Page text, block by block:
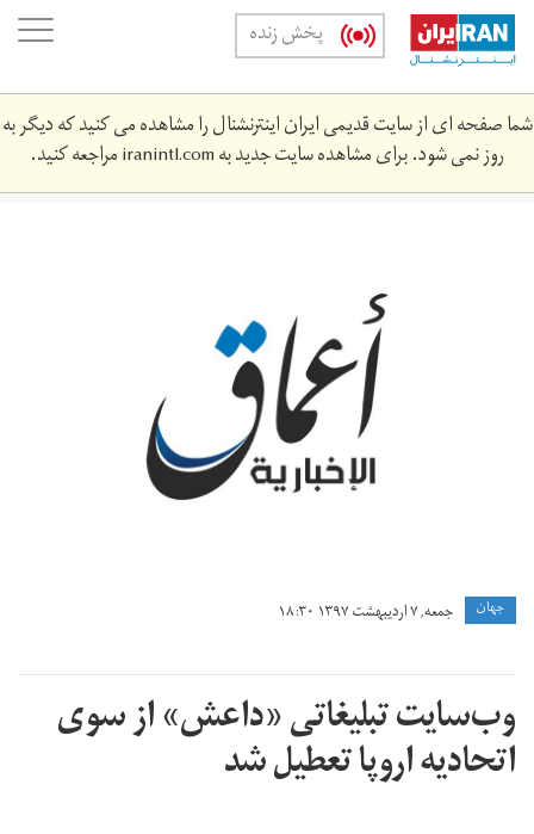
Skip
main
content
پخش زنده
شما صفحه ای از سایت قدیمی ایران اینترنشنال را مشاهده می کنید که دیگر به
روز نمی شود. برای مشاهده سایت جدید بهiranintl.comمراجعه کنید.
جهان جمعه, ۷ اردیبهشت ۱۳۹۷ ۱۸:۳۰
وب‌سایت تبلیغاتی «داعش» از سوی
اتحادیه اروپا تعطیل شد